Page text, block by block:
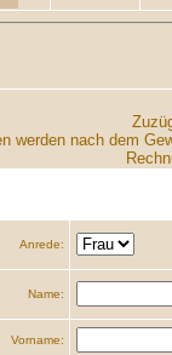
werden nach dem
Anrede:
Name:
Vorname: